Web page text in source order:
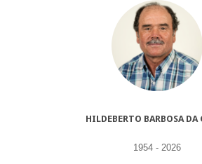
HILDEBERTO BARBOSA DA
1954 - 2026